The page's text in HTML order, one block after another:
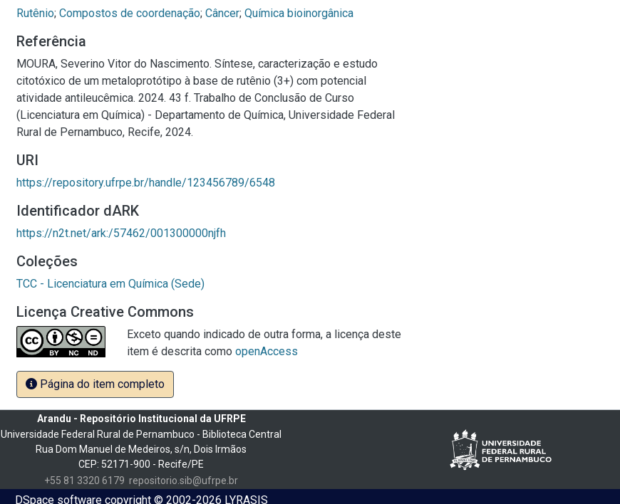
Rutênio; Compostos de coordenação; Câncer; Química bioinorgânica
Referência
MOURA, Severino Vitor do Nascimento. Síntese, caracterização e estudo
citotóxico de um metaloprotótipo à base de rutênio (3+) com potencial
atividade antileucêmica. 2024. 43 f. Trabalho de Conclusão de Curso
(Licenciatura em Química) - Departamento de Química, Universidade Federal
Rural de Pernambuco, Recife, 2024.
URI
https://repository.ufrpe.br/handle/123456789/6548
Identificador dARK
https://n2t.net/ark:/57462/001300000njfh
Coleções
TCC - Licenciatura em Química (Sede)
Licença Creative Commons
Exceto quando indicado de outra forma, a licença deste
item é descrita como openAccess
Página do item completo
Arandu - Repositório Institucional da UFRPE
Universidade Federal Rural de Pernambuco - Biblioteca Central
Rua Dom Manuel de Medeiros, s/n, Dois Irmãos
CEP: 52171-900 - Recife/PE
+55 81 3320 6179 repositorio.sib@ufrpe.br
DSpace softwarecopyright © 2002-2026 LYRASIS